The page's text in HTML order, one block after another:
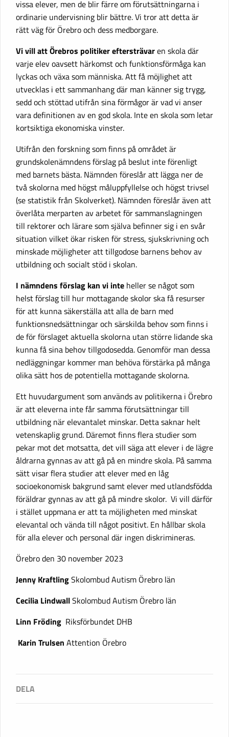
vissa elever, men de blir färre om förutsättningarna i
ordinarie undervisning blir bättre. Vi tror att detta är
rätt väg för Örebro och dess medborgare.
Vi vill att Örebros politiker eftersträvaren skola där
varje elev oavsett härkomst och funktionsförmåga kan
lyckas och växa som människa. Att få möjlighet att
utvecklas i ett sammanhang där man känner sig trygg,
sedd och stöttad utifrån sina förmågor är vad vi anser
vara definitionen av en god skola. Inte en skola som letar
kortsiktiga ekonomiska vinster.
Utifrån den forskning som finns på området är
grundskolenämndens förslag på beslut inte förenligt
med barnets bästa. Nämnden föreslår att lägga ner de
två skolorna med högst måluppfyllelse och högst trivsel
(se statistik från Skolverket). Nämnden föreslår även att
överlåta merparten av arbetet för sammanslagningen
till rektorer och lärare som själva befinner sig i en svår
situation vilket ökar risken för stress, sjukskrivning och
minskade möjligheter att tillgodose barnens behov av
utbildning och socialt stöd i skolan.
I nämndens förslag kan vi inte heller se något som
helst förslag till hur mottagande skolor ska få resurser
för att kunna säkerställa att alla de barn med
funktionsnedsättningar och särskilda behov som finns i
de för förslaget aktuella skolorna utan större lidande ska
kunna få sina behov tillgodosedda. Genomför man dessa
nedläggningar kommer man behöva förstärka på många
olika sätt hos de potentiella mottagande skolorna.
Ett huvudargument som används av politikerna i Örebro
är att eleverna inte får samma förutsättningar till
utbildning när elevantalet minskar. Detta saknar helt
vetenskaplig grund. Däremot finns flera studier som
pekar mot det motsatta, det vill säga att elever i de lägre
åldrarna gynnas av att gå på en mindre skola. På samma
sätt visar flera studier att elever med en låg
socioekonomisk bakgrund samt elever med utlandsfödda
föräldrar gynnas av att gå på mindre skolor. Vi vill därför
i stället uppmana er att ta möjligheten med minskat
elevantal och vända till något positivt. En hållbar skola
för alla elever och personal där ingen diskrimineras.
Örebro den 30 november 2023
Jenny KraftlingSkolombud Autism Örebro län
Cecilia LindwallSkolombud Autism Örebro län
Linn Fröding Riksförbundet DHB
Karin Trulsen Attention Örebro